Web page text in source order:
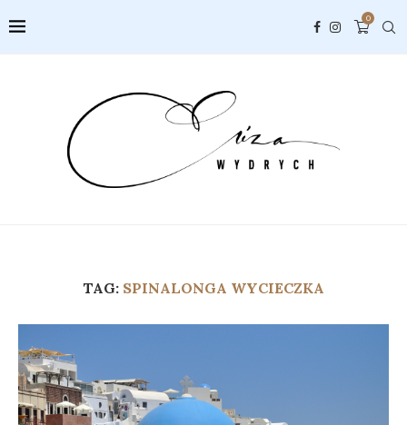
0
TAG: SPINALONGA WYCIECZKA